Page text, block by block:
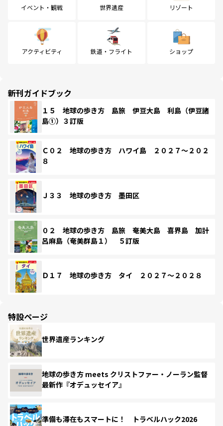
イベント・観戦 世界遺産 リゾート
アクティビティ 鉄道・フライト ショップ
新刊ガイドブック
１５ 地球の歩き方 島旅 伊豆大島 利島（伊豆諸
島①）３訂版
Ｃ０２ 地球の歩き方 ハワイ島 ２０２７～２０２
８
Ｊ３３ 地球の歩き方 墨田区
０２ 地球の歩き方 島旅 奄美大島 喜界島 加計
呂麻島（奄美群島１） ５訂版
Ｄ１７ 地球の歩き方 タイ ２０２７～２０２８
特設ページ
世界遺産ランキング
地球の歩き方 meets クリストファー・ノーラン監督
最新作『オデュッセイア』
準備も滞在もスマートに！ トラベルハック2026